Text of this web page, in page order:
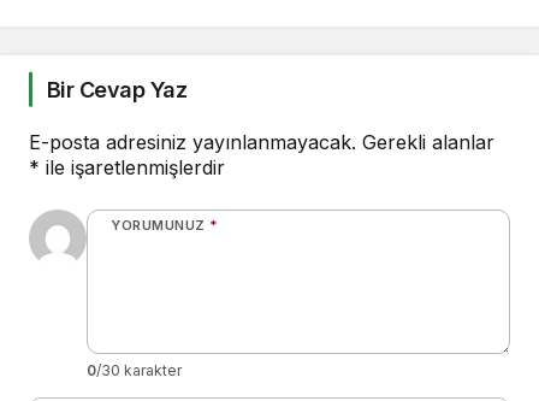
Bir Cevap Yaz
E-posta adresiniz yayınlanmayacak. Gerekli alanlar
* ile işaretlenmişlerdir
YORUMUNUZ *
0/30 karakter